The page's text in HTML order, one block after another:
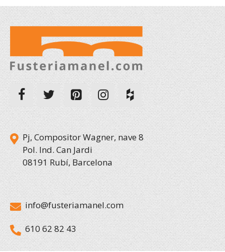
Pj, Compositor Wagner, nave 8
Pol. Ind. Can Jardi
08191 Rubí, Barcelona
info@fusteriamanel.com
610 62 82 43